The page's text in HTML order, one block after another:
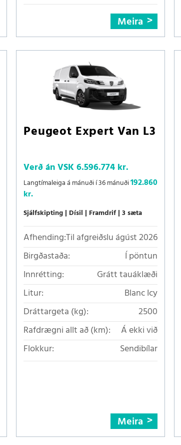
Meira
Peugeot Expert Van L3
Verð án VSK6.596.774 kr.
Langtímaleiga á mánuði í 36 mánuði192.860
kr.
Sjálfskipting Dísil Framdrif 3 sæta
Afhending:Til afgreiðslu ágúst 2026
Birgðastaða:
Í pöntun
Innrétting:
Grátt tauáklæði
Litur:
Blanc Icy
Dráttargeta (kg):
2500
Rafdrægni allt að (km):
Á ekki við
Flokkur:
Sendibílar
Meira